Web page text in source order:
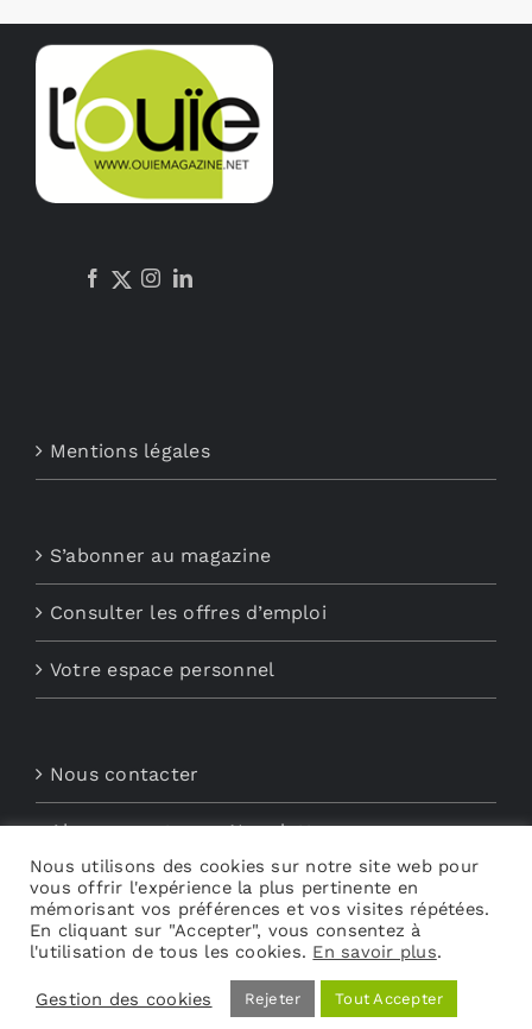
Mentions légales
S’abonner au magazine
Consulter les offres d’emploi
Votre espace personnel
Nous contacter
Abonnements aux Newsletters
Découvrez My Audio
Nous utilisons des cookies sur notre site web pour
vous offrir l'expérience la plus pertinente en
mémorisant vos préférences et vos visites répétées.
En cliquant sur "Accepter", vous consentez à
l'utilisation de tous les cookies. En savoir plus.
Gestion des cookies Rejeter Tout Accepter